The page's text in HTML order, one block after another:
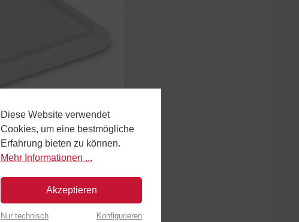
Diese Website verwendet
Cookies, um eine bestmögliche
Erfahrung bieten zu können.
Mehr Informationen ...
Akzeptieren
Nur technisch
Konfigurieren